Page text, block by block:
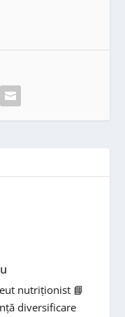
nutriționist 📘
diversificare